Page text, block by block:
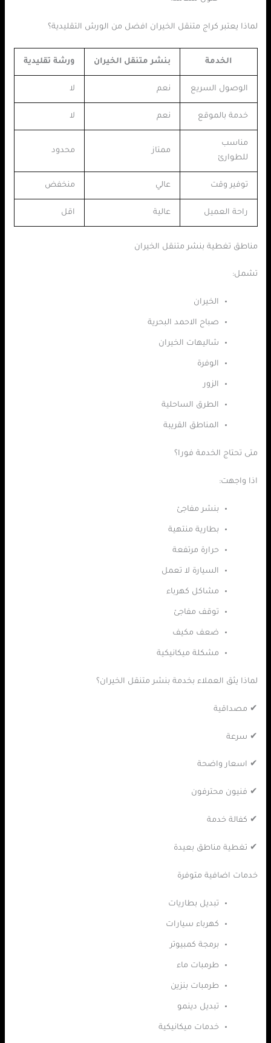
لماذا يعتبر كراج متنقل الخيران افضل من الورش التقليدية؟
الخدمة بنشر متنقل الخيران ورشة تقليدية
الوصول السريع نعم لا
خدمة بالموقع نعم لا
مناسب
للطوارئ
ممتاز محدود
توفير وقت عالي منخفض
راحة العميل عالية اقل
مناطق تغطية بنشر متنقل الخيران
تشمل:
الخيران
صباح الاحمد البحرية
شاليهات الخيران
الوفرة
الزور
الطرق الساحلية
المناطق القريبة
متى تحتاج الخدمة فورا؟
اذا واجهت:
بنشر مفاجئ
بطارية منتهية
حرارة مرتفعة
السيارة لا تعمل
مشاكل كهرباء
توقف مفاجئ
ضعف مكيف
مشكلة ميكانيكية
لماذا يثق العملاء بخدمة بنشر متنقل الخيران؟
✔ مصداقية
✔ سرعة
✔ اسعار واضحة
✔ فنيون محترفون
✔ كفالة خدمة
✔ تغطية مناطق بعيدة
خدمات اضافية متوفرة
تبديل بطاريات
كهرباء سيارات
برمجة كمبيوتر
طرمبات ماء
طرمبات بنزين
تبديل دينمو
خدمات ميكانيكية